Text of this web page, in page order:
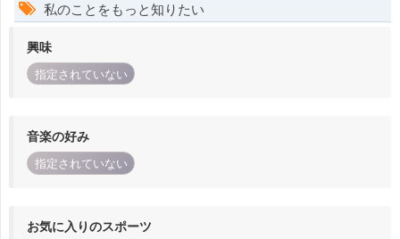
私のことをもっと知りたい
興味
指定されていない
音楽の好み
指定されていない
お気に入りのスポーツ